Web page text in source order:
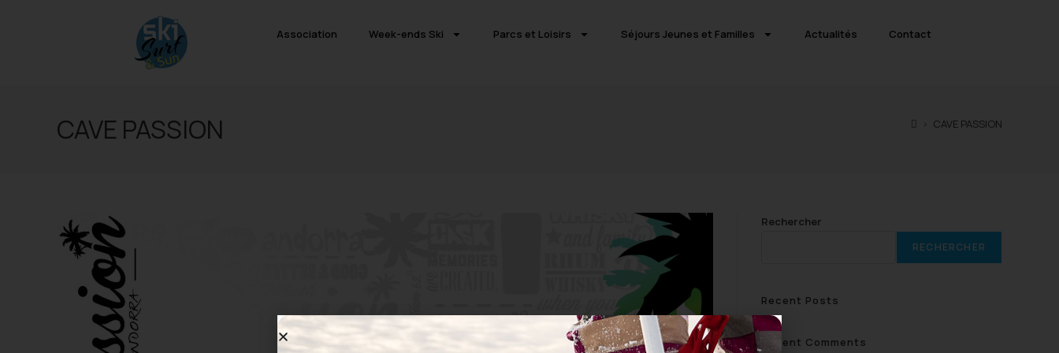
Association Week-ends Ski Parcs et Loisirs Séjours Jeunes et Familles Actualités Contact
CAVE PASSION CAVE PASSION
Rechercher
RECHERCHER
Recent Posts
Recent Comments